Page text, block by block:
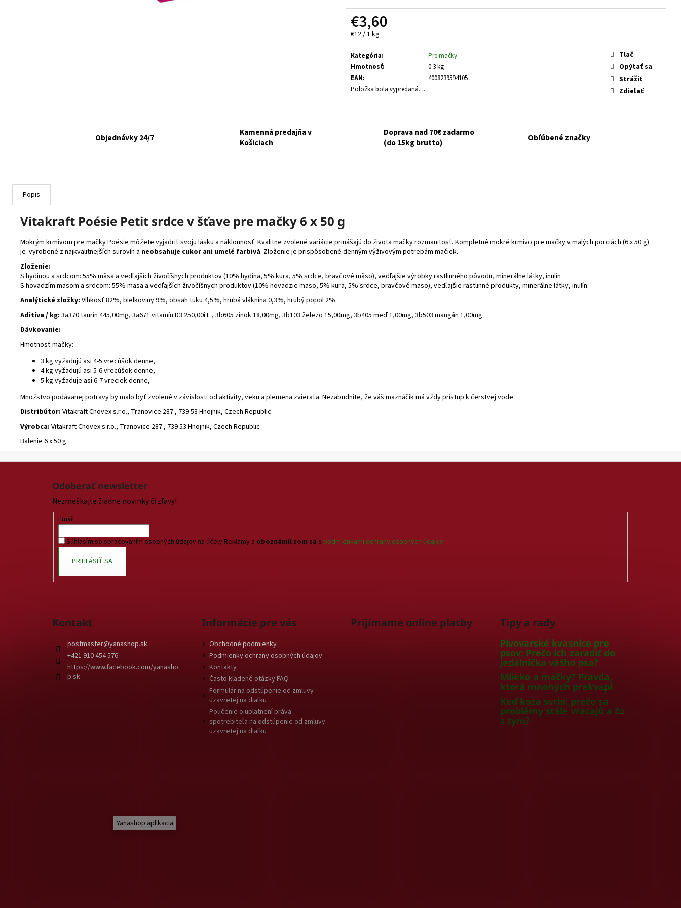
€3,60
Jednotková
cena:
€12 / 1 kg
Kategória:
Pre mačky
Hmotnosť:
0.3 kg
EAN:
4008239594105
Položka bola vypredaná…
Tlač
Opýtať sa
Strážiť
Zdieľať
Objednávky 24/7
Kamenná predajňa v
Košiciach
Doprava nad 70€ zadarmo
(do 15kg brutto)
Obľúbené značky
Popis
Vitakraft Poésie Petit srdce v šťave pre mačky 6 x 50 g
Mokrým krmivom pre mačky Poésie môžete vyjadriť svoju lásku a náklonnosť. Kvalitne zvolené variácie prinášajú do života mačky rozmanitosť. Kompletné mokré krmivo pre mačky v malých porciách (6 x 50 g)
je vyrobené z najkvalitnejších surovín a neobsahuje cukor ani umelé farbivá. Zloženie je prispôsobené denným výživovým potrebám mačiek.
Zloženie:
S hydinou a srdcom: 55% mäsa a vedľajších živočíšnych produktov (10% hydina, 5% kura, 5% srdce, bravčové mäso), vedľajšie výrobky rastlinného pôvodu, minerálne látky, inulín
S hovädzím mäsom a srdcom: 55% mäsa a vedľajších živočíšnych produktov (10% hovädzie mäso, 5% kura, 5% srdce, bravčové mäso), vedľajšie rastlinné produkty, minerálne látky, inulín.
Analýtické zložky: Vlhkosť 82%, bielkoviny 9%, obsah tuku 4,5%, hrubá vláknina 0,3%, hrubý popol 2%
Aditíva / kg: 3a370 taurín 445,00mg, 3a671 vitamín D3 250,00i.E., 3b605 zinok 18,00mg, 3b103 železo 15,00mg, 3b405 meď 1,00mg, 3b503 mangán 1,00mg
Dávkovanie:
Hmotnosť mačky:
3 kg vyžadujú asi 4-5 vrecúšok denne,
4 kg vyžadujú asi 5-6 vrecúšok denne,
5 kg vyžaduje asi 6-7 vreciek denne,
Množstvo podávanej potravy by malo byť zvolené v závislosti od aktivity, veku a plemena zvieraťa. Nezabudnite, že váš maznáčik má vždy prístup k čerstvej vode.
Distribútor: Vitakraft Chovex s.r.o., Tranovice 287 , 739 53 Hnojnik, Czech Republic
Výrobca: Vitakraft Chovex s.r.o., Tranovice 287 , 739 53 Hnojnik, Czech Republic
Balenie 6 x 50 g.
ZEMIAKY 800G
Odoberať newsletter
Nezmeškajte žiadne novinky či zľavy!
Email
Súhlasím so spracovaním osobných údajov na účely Reklamy a oboznámil som sa s podmienkami ochrany osobných údajov
PRIHLÁSIŤ SA
Kontakt
postmaster@yanashop.sk
+421 910 454 576
https://www.facebook.com/yanasho
p.sk
Informácie pre vás
Obchodné podmienky
Podmienky ochrany osobných údajov
Kontakty
Často kladené otázky FAQ
Formulár na odstúpenie od zmluvy
uzavretej na diaľku
Poučenie o uplatnení práva
spotrebiteľa na odstúpenie od zmluvy
uzavretej na diaľku
Prijímame online platby Tipy a rady
Pivovarské kvasnice pre
psov: Prečo ich zaradiť do
jedálnička vášho psa?
Mlieko a mačky? Pravda,
ktorá mnohých prekvapí.
Keď koža svrbí: prečo sa
problémy stále vracajú a čo
s tým?
Yanashop aplikacia